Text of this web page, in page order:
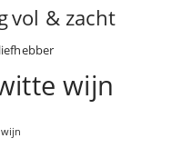
vol & zacht
wijn